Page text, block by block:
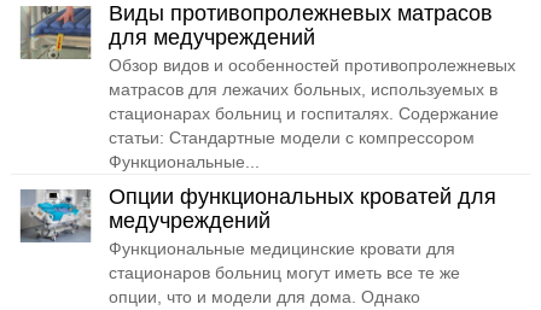
Виды противопролежневых матрасов
для медучреждений
Обзор видов и особенностей противопролежневых
матрасов для лежачих больных, используемых в
стационарах больниц и госпиталях. Содержание
статьи: Стандартные модели с компрессором
Функциональные...
Опции функциональных кроватей для
медучреждений
Функциональные медицинские кровати для
стационаров больниц могут иметь все те же
опции, что и модели для дома. Однако